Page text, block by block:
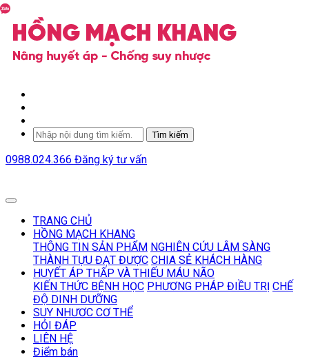
Tìm kiếm
0988.024.366 Đăng ký tư vấn
TRANG CHỦ
HỒNG MẠCH KHANG
THÔNG TIN SẢN PHẨM NGHIÊN CỨU LÂM SÀNG
THÀNH TỰU ĐẠT ĐƯỢC CHIA SẺ KHÁCH HÀNG
HUYẾT ÁP THẤP VÀ THIẾU MÁU NÃO
KIẾN THỨC BỆNH HỌC PHƯƠNG PHÁP ĐIỀU TRỊ CHẾ
ĐỘ DINH DƯỠNG
SUY NHƯƠC CƠ THỂ
HỎI ĐÁP
LIÊN HỆ
Điểm bán